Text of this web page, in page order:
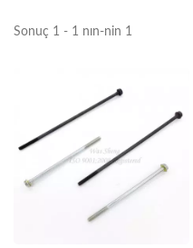
Sonuç 1 - 1 nın-nin 1